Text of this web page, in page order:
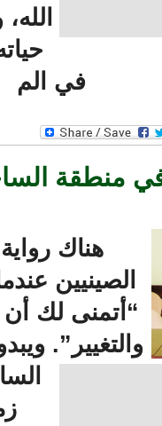
في الم
هناك رواية
الصينيين
“أتمنى لك أن
والتغيير”.